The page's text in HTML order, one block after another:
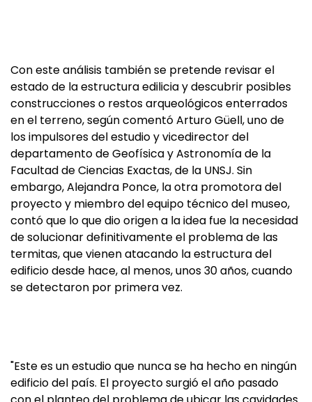
Con este análisis también se pretende revisar el
estado de la estructura edilicia y descubrir posibles
construcciones o restos arqueológicos enterrados
en el terreno, según comentó Arturo Güell, uno de
los impulsores del estudio y vicedirector del
departamento de Geofísica y Astronomía de la
Facultad de Ciencias Exactas, de la UNSJ. Sin
embargo, Alejandra Ponce, la otra promotora del
proyecto y miembro del equipo técnico del museo,
contó que lo que dio origen a la idea fue la necesidad
de solucionar definitivamente el problema de las
termitas, que vienen atacando la estructura del
edificio desde hace, al menos, unos 30 años, cuando
se detectaron por primera vez.
"Este es un estudio que nunca se ha hecho en ningún
edificio del país. El proyecto surgió el año pasado